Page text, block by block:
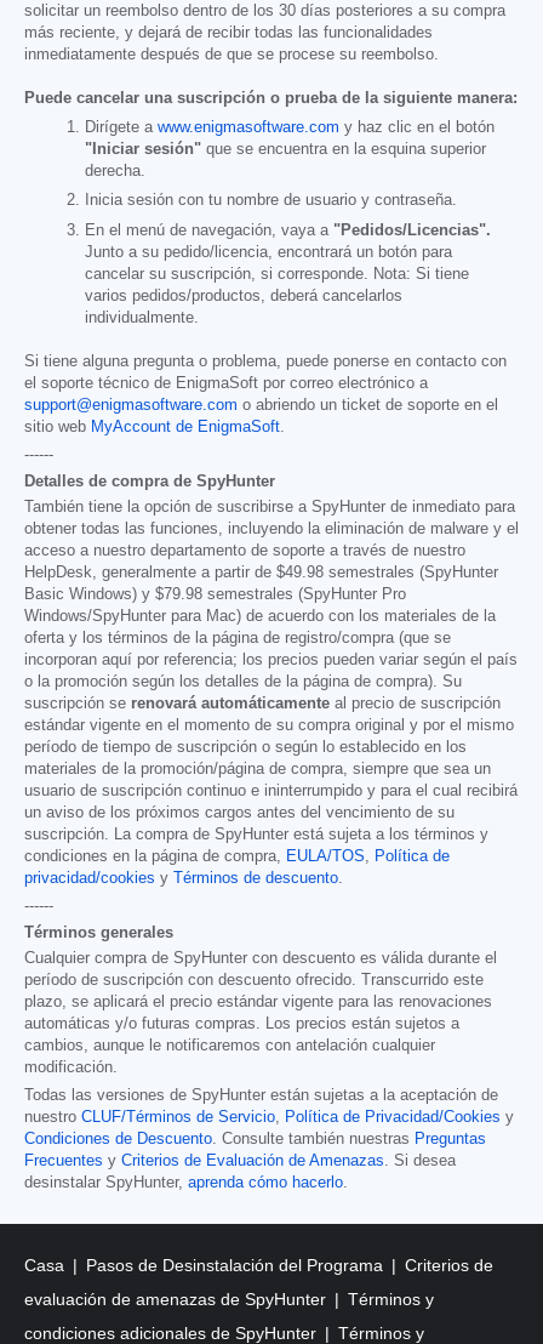
solicitar un reembolso dentro de los 30 días posteriores a su compra
más reciente, y dejará de recibir todas las funcionalidades
inmediatamente después de que se procese su reembolso.
Puede cancelar una suscripción o prueba de la siguiente manera:
Dirígete a www.enigmasoftware.com y haz clic en el botón
"Iniciar sesión" que se encuentra en la esquina superior
derecha.
Inicia sesión con tu nombre de usuario y contraseña.
En el menú de navegación, vaya a "Pedidos/Licencias".
Junto a su pedido/licencia, encontrará un botón para
cancelar su suscripción, si corresponde. Nota: Si tiene
varios pedidos/productos, deberá cancelarlos
individualmente.
Si tiene alguna pregunta o problema, puede ponerse en contacto con
el soporte técnico de EnigmaSoft por correo electrónico a
support@enigmasoftware.com o abriendo un ticket de soporte en el
sitio web MyAccount de EnigmaSoft
------
Detalles de compra de SpyHunter
También tiene la opción de suscribirse a SpyHunter de inmediato para
obtener todas las funciones, incluyendo la eliminación de malware y el
acceso a nuestro departamento de soporte a través de nuestro
HelpDesk, generalmente a partir de $49.98 semestrales (SpyHunter
Basic Windows) y $79.98 semestrales (SpyHunter Pro
Windows/SpyHunter para Mac) de acuerdo con los materiales de la
oferta y los términos de la página de registro/compra (que se
incorporan aquí por referencia; los precios pueden variar según el país
o la promoción según los detalles de la página de compra). Su
suscripción se renovará automáticamente al precio de suscripción
estándar vigente en el momento de su compra original y por el mismo
período de tiempo de suscripción o según lo establecido en los
materiales de la promoción/página de compra, siempre que sea un
usuario de suscripción continuo e ininterrumpido y para el cual recibirá
un aviso de los próximos cargos antes del vencimiento de su
suscripción. La compra de SpyHunter está sujeta a los términos y
condiciones en la página de compra,
EULA/TOS
Política de
privacidad/cookies y Términos de descuento
------
Términos generales
Cualquier compra de SpyHunter con descuento es válida durante el
período de suscripción con descuento ofrecido. Transcurrido este
plazo, se aplicará el precio estándar vigente para las renovaciones
automáticas y/o futuras compras. Los precios están sujetos a
cambios, aunque le notificaremos con antelación cualquier
modificación.
Todas las versiones de SpyHunter están sujetas a la aceptación de
nuestro CLUF/Términos de Servicio Política de Privacidad/Cookies y
Condiciones de Descuento . Consulte también nuestras Preguntas
Frecuentes y Criterios de Evaluación de Amenazas . Si desea
desinstalar SpyHunter, aprenda cómo hacerlo
Casa Pasos de Desinstalación del Programa
Criterios de
evaluación de amenazas de SpyHunter
Términos y
condiciones adicionales de SpyHunter
Términos y